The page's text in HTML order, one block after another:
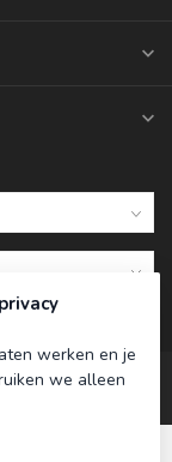
werken en je
we alleen